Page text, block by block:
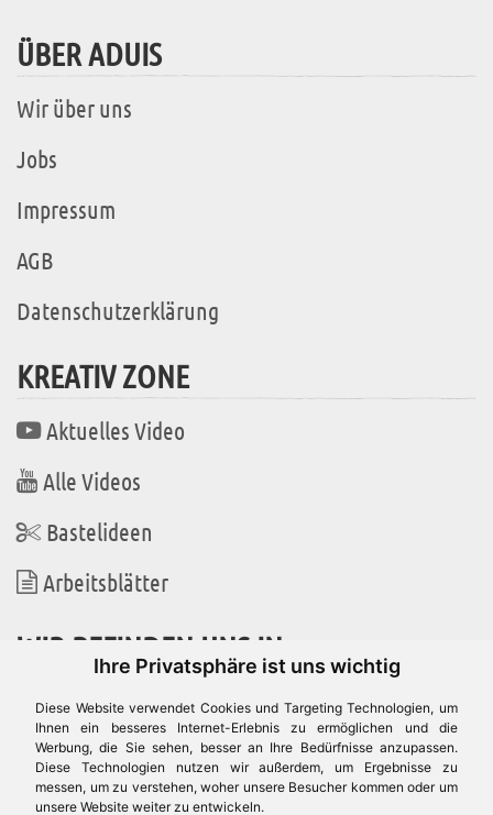
Ihre Privatsphäre ist uns wichtig
Diese Website verwendet Cookies und Targeting Technologien, um
Ihnen ein besseres Internet-Erlebnis zu ermöglichen und die
Werbung, die Sie sehen, besser an Ihre Bedürfnisse anzupassen.
Diese Technologien nutzen wir außerdem, um Ergebnisse zu
messen, um zu verstehen, woher unsere Besucher kommen oder um
unsere Website weiter zu entwickeln.
ÜBER ADUIS
Wir über uns
Jobs
Impressum
AGB
Datenschutzerklärung
KREATIV ZONE
Aktuelles Video
Alle Videos
Bastelideen
Arbeitsblätter
WIR BEFINDEN UNS IN
Es gibt uns auch in